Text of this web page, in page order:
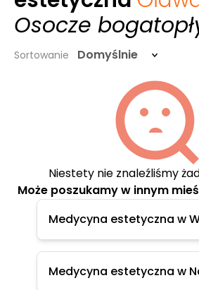
Osocze
Sortowanie Domyślnie
Niestety nie znaleźliśmy
Może poszukamy w innym
Medycyna estetyczna w
Medycyna estetyczna w